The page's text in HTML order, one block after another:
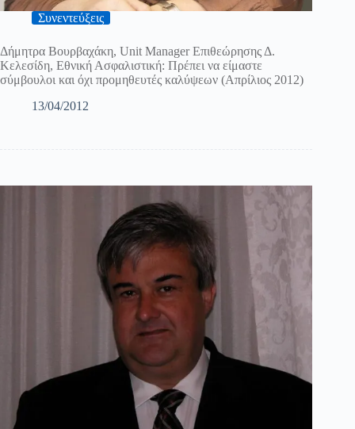
Συνεντεύξεις
Δήμητρα Βουρβαχάκη, Unit Manager Επιθεώρησης Δ.
Κελεσίδη, Εθνική Ασφαλιστική: Πρέπει να είμαστε
σύμβουλοι και όχι προμηθευτές καλύψεων (Απρίλιος 2012)
13/04/2012